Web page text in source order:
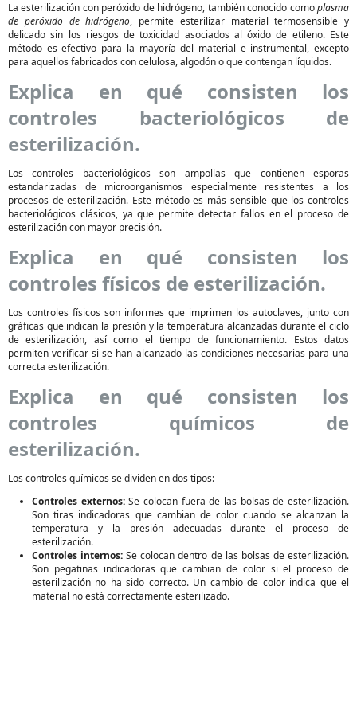
La esterilización con peróxido de hidrógeno, también conocido comoplasma
de peróxido de hidrógeno, permite esterilizar material termosensible y
delicado sin los riesgos de toxicidad asociados al óxido de etileno. Este
método es efectivo para la mayoría del material e instrumental, excepto
para aquellos fabricados con celulosa, algodón o que contengan líquidos.
Explica en qué consisten los
controles bacteriológicos de
esterilización.
Los controles bacteriológicos son ampollas que contienen esporas
estandarizadas de microorganismos especialmente resistentes a los
procesos de esterilización. Este método es más sensible que los controles
bacteriológicos clásicos, ya que permite detectar fallos en el proceso de
esterilización con mayor precisión.
Explica en qué consisten los
controles físicos de esterilización.
Los controles físicos son informes que imprimen los autoclaves, junto con
gráficas que indican la presión y la temperatura alcanzadas durante el ciclo
de esterilización, así como el tiempo de funcionamiento. Estos datos
permiten verificar si se han alcanzado las condiciones necesarias para una
correcta esterilización.
Explica en qué consisten los
controles químicos de
esterilización.
Los controles químicos se dividen en dos tipos:
Controles externos:Se colocan fuera de las bolsas de esterilización.
Son tiras indicadoras que cambian de color cuando se alcanzan la
temperatura y la presión adecuadas durante el proceso de
esterilización.
Controles internos: Se colocan dentro de las bolsas de esterilización.
Son pegatinas indicadoras que cambian de color si el proceso de
esterilización no ha sido correcto. Un cambio de color indica que el
material no está correctamente esterilizado.